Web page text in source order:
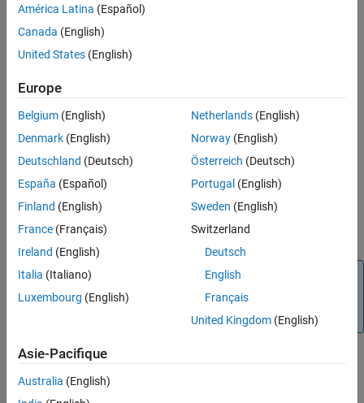
Select TLM Processing Options
Select TLM Compilation Options
Generate Component and Testbench
(Optional) Run TLM Component Testbench(verify TLM
component)
Export TLM Component
Note
This feature requires the
ASIC Testbench for HDL Verifier
How useful was this information?
América Latina (Español)
Canada (English)
United States (English)
Europe
Belgium (English)
Denmark (English)
Deutschland (Deutsch)
España (Español)
Finland (English)
France (Français)
Ireland (English)
Italia (Italiano)
Luxembourg (English)
Netherlands(English)
Norway(English)
Österreich (Deutsch)
Portugal (English)
Sweden (English)
Switzerland
Deutsch
English
Français
United Kingdom(English)
Asie-Pacifique
Australia (English)